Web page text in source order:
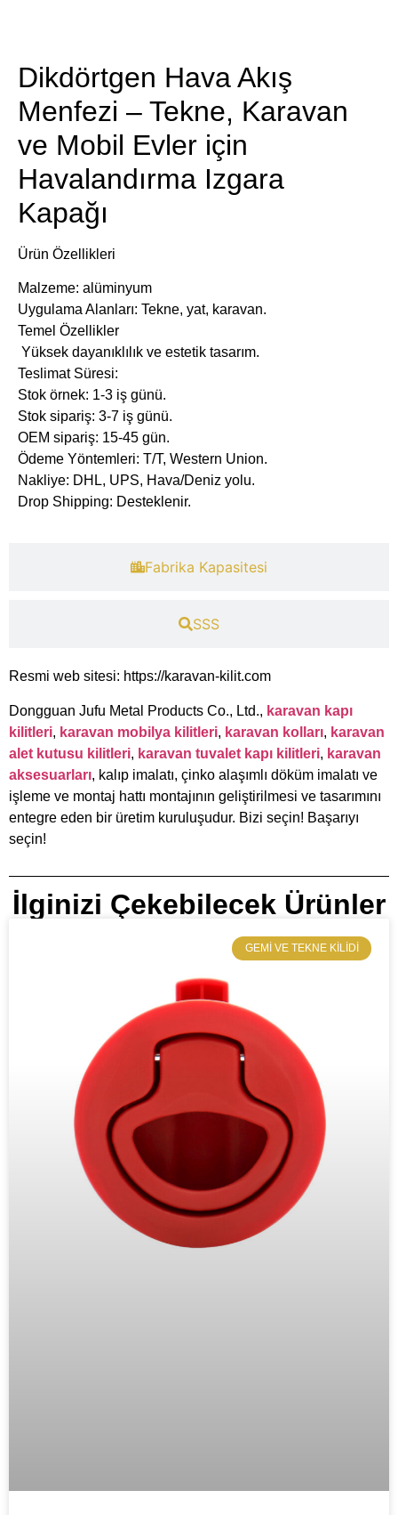
​Fabrika Kapasitesi​
​SSS
​​Dikdörtgen Hava Akış
Menfezi – Tekne, Karavan
ve Mobil Evler için
Havalandırma Izgara
Kapağı​​
Ürün Özellikleri
Malzeme: alüminyum
Uygulama Alanları: Tekne, yat, karavan.
Temel Özellikler
Yüksek dayanıklılık ve estetik tasarım.
​Teslimat Süresi:
Stok örnek: 1-3 iş günü.
Stok sipariş: 3-7 iş günü.
OEM sipariş: 15-45 gün.
​Ödeme Yöntemleri: T/T, Western Union.
​Nakliye: DHL, UPS, Hava/Deniz yolu.
​Drop Shipping: Desteklenir.
Resmi web sitesi: https://karavan-kilit.com
Dongguan Jufu Metal Products Co., Ltd., karavan kapı
kilitleri, karavan mobilya kilitleri, karavan kolları, karavan
alet kutusu kilitleri, karavan tuvalet kapı kilitleri, karavan
aksesuarları, kalıp imalatı, çinko alaşımlı döküm imalatı ve
işleme ve montaj hattı montajının geliştirilmesi ve tasarımını
entegre eden bir üretim kuruluşudur. Bizi seçin! Başarıyı
seçin!
İlginizi Çekebilecek Ürünler
​GEMI VE TEKNE KILIDI​